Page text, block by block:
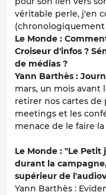
véritable perle, j'en
(chronologiquement
Le Monde :
Croiseur d'infos ?
de médias ?
Yann Barthès :
mars, un mois avant
retirer nos cartes de
meetings et les
menace de le faire
Le Monde : "Le
durant la
supérieur de
Yann Barthès :